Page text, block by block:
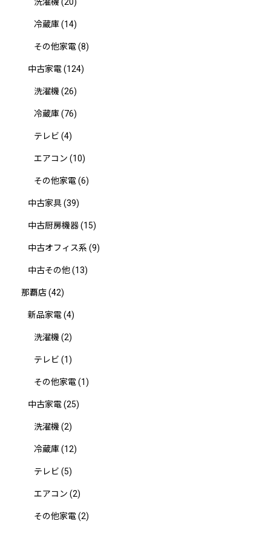
冷蔵庫(14)
その他家電(8)
中古家電(124)
洗濯機 (26)
冷蔵庫(76)
テレビ (4)
エアコン (10)
その他家電(6)
中古家具(39)
中古厨房機器(15)
中古オフィス系 (9)
中古その他(13)
那覇店(42)
新品家電(4)
洗濯機 (2)
テレビ (1)
その他家電(1)
中古家電(25)
洗濯機 (2)
冷蔵庫(12)
テレビ (5)
エアコン (2)
その他家電(2)